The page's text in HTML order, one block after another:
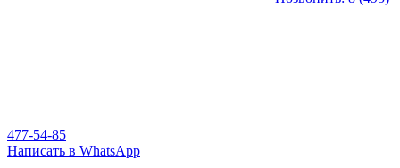
477-54-85
Написать в WhatsApp